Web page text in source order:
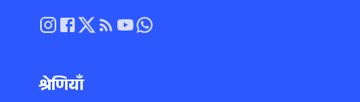
श्रेणियाँ